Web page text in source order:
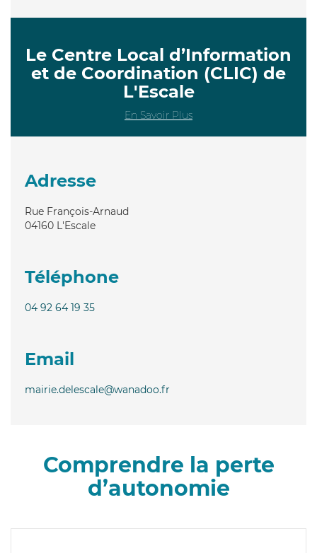
Le Centre Local d’Information
et de Coordination (CLIC) de
L'Escale
En Savoir Plus
Adresse
Rue François-Arnaud
04160 L'Escale
Téléphone
04 92 64 19 35
Email
mairie.delescale@wanadoo.fr
Comprendre la perte
d’autonomie